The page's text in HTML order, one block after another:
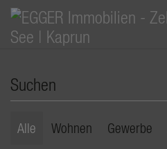
Suchen
Alle Wohnen Gewerbe